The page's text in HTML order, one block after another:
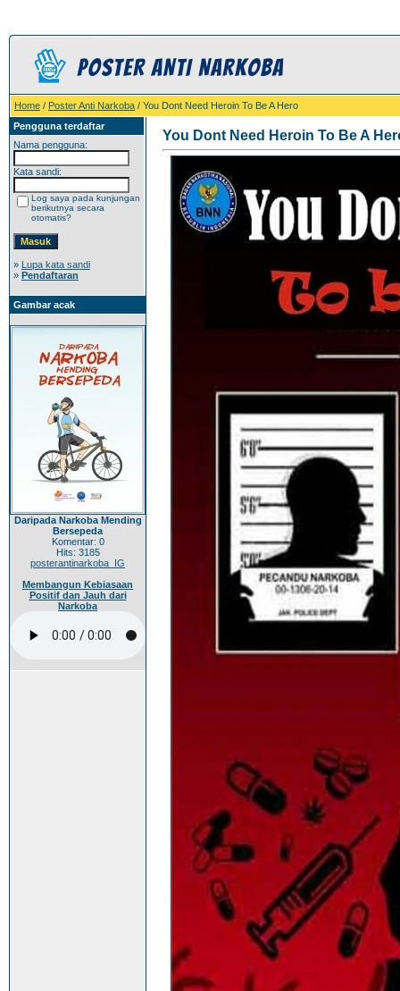
Home / Poster Anti Narkoba / You Dont Need Heroin To Be A Hero
Pengguna terdaftar
Nama pengguna:
Kata sandi:
Log saya pada kunjungan
berikutnya secara
otomatis?
» Lupa kata sandi
» Pendaftaran
Gambar acak
Daripada Narkoba Mending
Bersepeda
Komentar: 0
Hits: 3185
posterantinarkoba_IG
Membangun Kebiasaan
Positif dan Jauh dari
Narkoba
You Dont Need Heroin To Be A